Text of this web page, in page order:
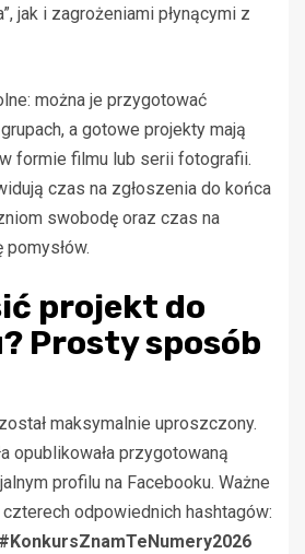
jak i zagrożeniami płynącymi z
można je przygotować
a gotowe projekty mają
formie filmu lub serii fotografii.
czas na zgłoszenia do końca
swobodę oraz czas na
projekt do
Prosty sposób
maksymalnie uproszczony.
opublikowała przygotowaną
profilu na Facebooku. Ważne
odpowiednich hashtagów: